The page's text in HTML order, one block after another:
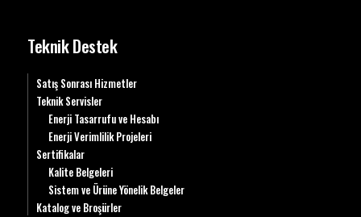
Teknik Destek
Satış Sonrası Hizmetler
Teknik Servisler
Enerji Tasarrufu ve Hesabı
Enerji Verimlilik Projeleri
Sertifikalar
Kalite Belgeleri
Sistem ve Ürüne Yönelik Belgeler
Katalog ve Broşürler